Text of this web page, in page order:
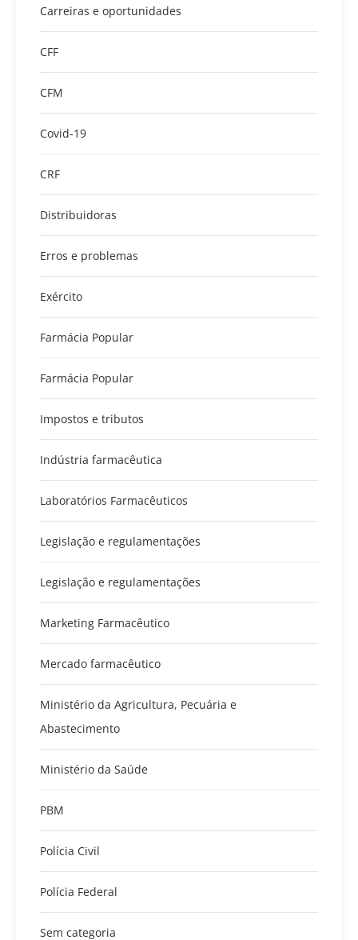
Carreiras e oportunidades
CFF
CFM
Covid-19
CRF
Distribuidoras
Erros e problemas
Exército
Farmácia Popular
Farmácia Popular
Impostos e tributos
Indústria farmacêutica
Laboratórios Farmacêuticos
Legislação e regulamentações
Legislação e regulamentações
Marketing Farmacêutico
Mercado farmacêutico
Ministério da Agricultura, Pecuária e
Abastecimento
Ministério da Saúde
PBM
Polícia Civil
Polícia Federal
Sem categoria